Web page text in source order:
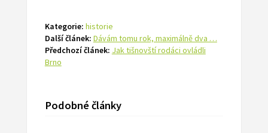
Kategorie: historie
Další článek: Dávám tomu rok, maximálně dva …
Předchozí článek: Jak tišnovští rodáci ovládli
Brno
Podobné články